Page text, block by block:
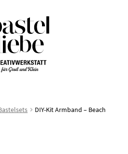
Zur
Navigation
springen
Zum
Inhalt
springen
DIY-Kit Armband – Beach